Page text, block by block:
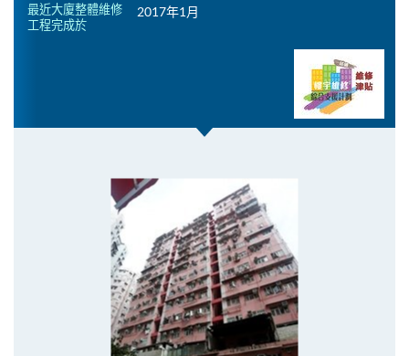
最近大廈整體維修
工程完成於
2017年1月